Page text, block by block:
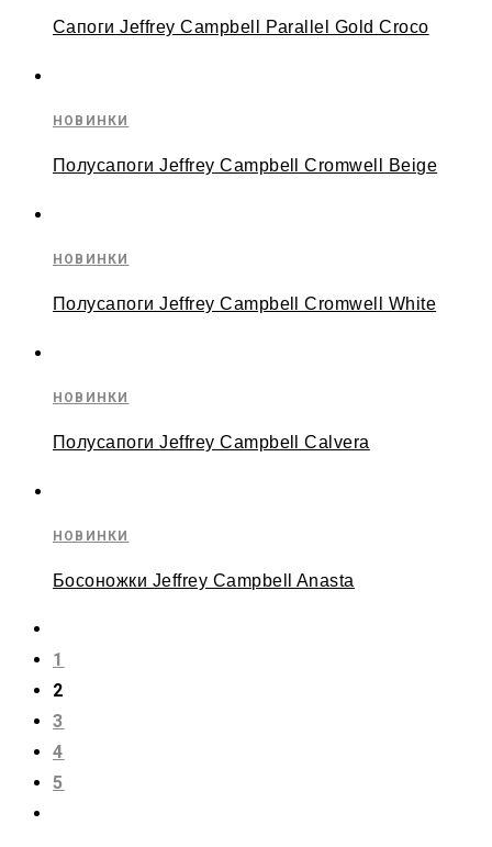
Сапоги Jeffrey Campbell Parallel Gold Croco
НОВИНКИ
Полусапоги Jeffrey Campbell Cromwell Beige
НОВИНКИ
Полусапоги Jeffrey Campbell Cromwell White
НОВИНКИ
Полусапоги Jeffrey Campbell Calvera
НОВИНКИ
Босоножки Jeffrey Campbell Anasta
1
2
3
4
5